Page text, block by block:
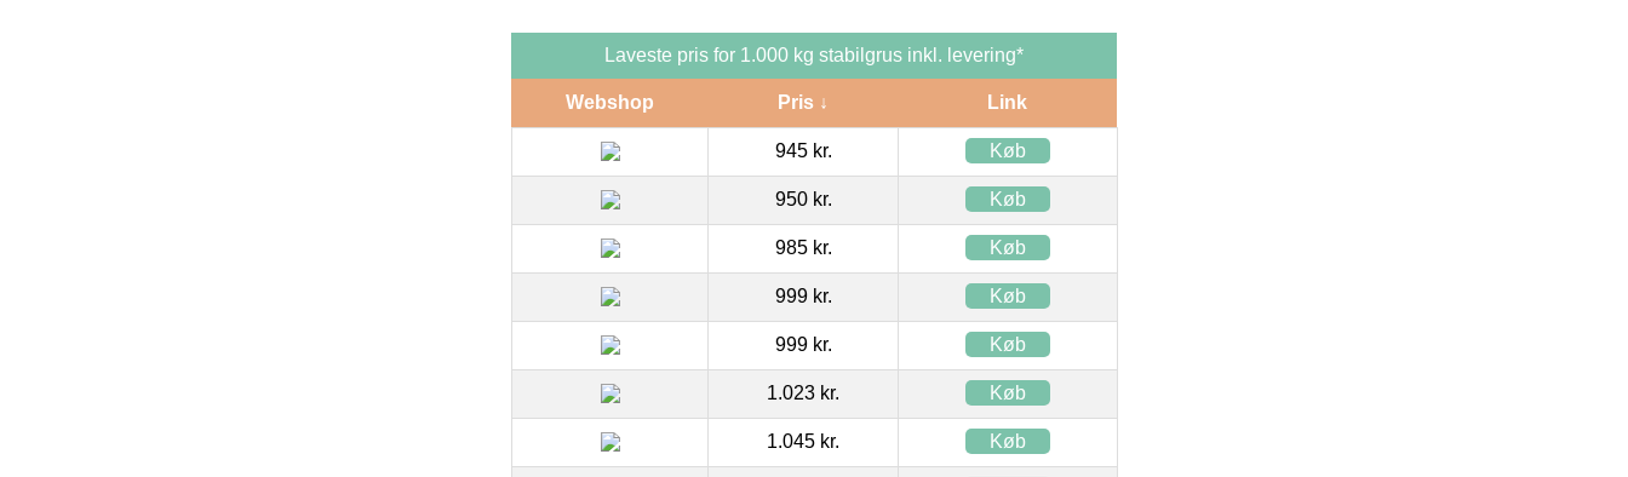
Laveste pris for 1.000 kg stabilgrus inkl. levering*
Webshop Pris ↓ Link
945 kr. Køb
950 kr. Køb
985 kr. Køb
999 kr. Køb
999 kr. Køb
1.023 kr. Køb
1.045 kr. Køb